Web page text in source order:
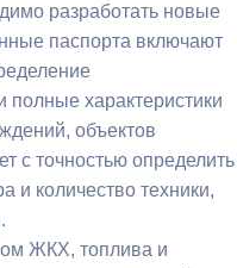
разработать новые
паспорта включают
полные характеристики
объектов
с точностью определить
и количество техники,
ЖКХ, топлива и